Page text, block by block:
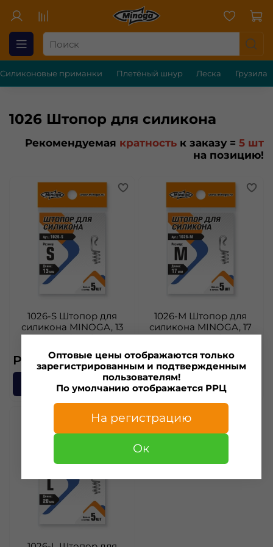
Силиконовые приманки Плетёный шнур Леска Грузила
1026 Штопор для силикона
Рекомендуемая кратность к заказу = 5 шт
на позицию!
1026-S Штопор для
силикона MINOGA, 13
мм.,(5шт.)
РРЦ — 56 ₽
В корзину
1026-M Штопор для
силикона MINOGA, 17
мм.,(5шт.)
РРЦ — 56 ₽
В корзину
Оптовые цены отображаются только
зарегистрированным и подтвержденным
пользователям!
По умолчанию отображается РРЦ
На регистрацию
Ок